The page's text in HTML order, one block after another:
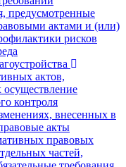
предусмотренные
актами и (или)
рисков
актов,
контроля
внесенных в
акты
правовых
частей,